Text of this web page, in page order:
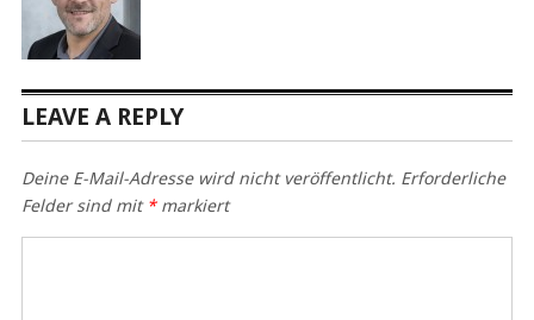
LEAVE A REPLY
Deine E-Mail-Adresse wird nicht veröffentlicht. Erforderliche
Felder sind mit *markiert